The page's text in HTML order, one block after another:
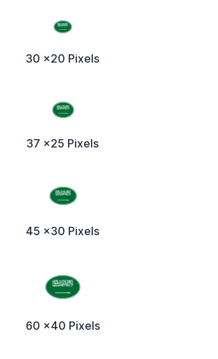
30 x20 Pixels
37 x25 Pixels
45 x30 Pixels
60 x40 Pixels